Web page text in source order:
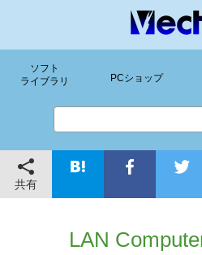
ソフト
ライブラリ
PCショップ
共有
LAN